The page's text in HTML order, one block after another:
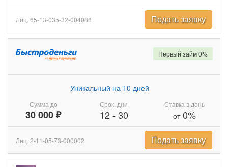
Лиц. 65-13-035-32-004088 Подать заявку
Сумма до
30 000 ₽
Уникальный на 10 дней
Срок, дни
12- 30
Ставка в день
от0%
Первый займ 0%
Лиц. 2-11-05-73-000002 Подать заявку